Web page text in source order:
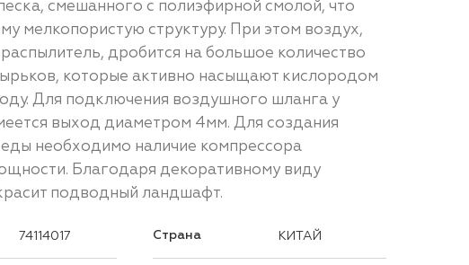
смешанного с полиэфирной смолой, что
мелкопористую структуру. При этом воздух,
дробится на большое количество
которые активно насыщают кислородом
Для подключения воздушного шланга у
выход диаметром 4мм. Для создания
необходимо наличие компрессора
Благодаря декоративному виду
подводный ландшафт.
74114017 Страна КИТАЙ